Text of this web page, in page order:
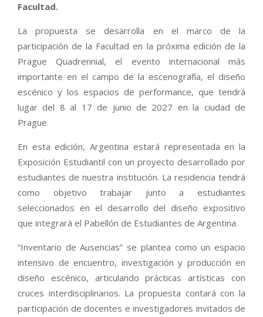
Facultad.
La propuesta se desarrolla en el marco de la
participación de la Facultad en la próxima edición de la
Prague Quadrennial, el evento internacional más
importante en el campo de la escenografía, el diseño
escénico y los espacios de performance, que tendrá
lugar del 8 al 17 de junio de 2027 en la ciudad de
Prague.
En esta edición, Argentina estará representada en la
Exposición Estudiantil con un proyecto desarrollado por
estudiantes de nuestra institución. La residencia tendrá
como objetivo trabajar junto a estudiantes
seleccionados en el desarrollo del diseño expositivo
que integrará el Pabellón de Estudiantes de Argentina.
“Inventario de Ausencias” se plantea como un espacio
intensivo de encuentro, investigación y producción en
diseño escénico, articulando prácticas artísticas con
cruces interdisciplinarios. La propuesta contará con la
participación de docentes e investigadores invitados de